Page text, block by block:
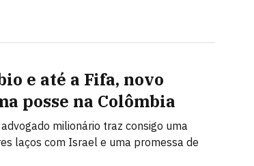
e até a Fifa, novo
posse na Colômbia
milionário traz consigo uma
laços com Israel e uma promessa de